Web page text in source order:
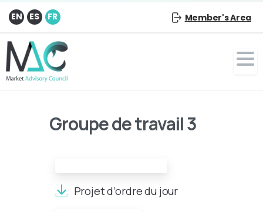
EN ES FR Member's Area
Groupe de travail 3
Projet d’ordre du jour